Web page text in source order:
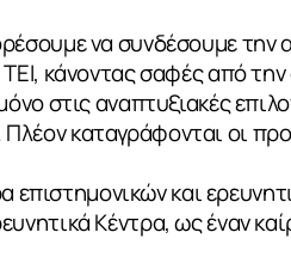
να συνδέσουμε την
κάνοντας σαφές από
στις αναπτυξιακές
καταγράφονται οι
και
Κέντρα, ως έναν